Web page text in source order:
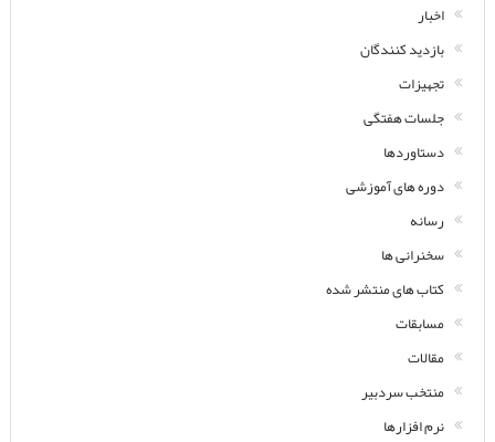
اخبار
بازدید کنندگان
تجهیزات
جلسات هفتگی
دستاوردها
دوره های آموزشی
رسانه
سخنرانی ها
کتاب های منتشر شده
مسابقات
مقالات
منتخب سردبیر
نرم افزارها